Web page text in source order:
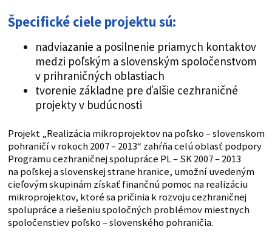
Špecifické ciele projektu sú:
nadviazanie a posilnenie priamych kontaktov
medzi poľským a slovenským spoločenstvom
v prihraničných oblastiach
tvorenie základne pre ďalšie cezhraničné
projekty v budúcnosti
Projekt „Realizácia mikroprojektov na poľsko – slovenskom
pohraničí v rokoch 2007 – 2013“ zahŕňa celú oblasť podpory
Programu cezhraničnej spolupráce PL – SK 2007 – 2013
na poľskej a slovenskej strane hranice, umožní uvedeným
cieľovým skupinám získať finančnú pomoc na realizáciu
mikroprojektov, ktoré sa pričinia k rozvoju cezhraničnej
spolupráce a riešeniu spoločných problémov miestnych
spoločenstiev poľsko – slovenského pohraničia.